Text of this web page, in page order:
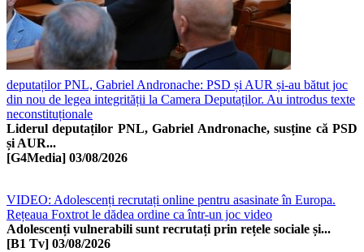
deputaților PNL, Gabriel Andronache: PSD și AUR și-au bătut joc
din nou de legea integrității la Camera Deputaților. Au introdus texte
neconstituționale
Liderul deputaților PNL, Gabriel Andronache, susține că PSD
și AUR...
[G4Media] 03/08/2026
VIDEO: Adolescenți recrutați online pentru asasinate în Europa.
Rețeaua Foxtrot le dădea ordine ca într-un joc video
Adolescenți vulnerabili sunt recrutați prin rețele sociale și...
[B1 Tv] 03/08/2026